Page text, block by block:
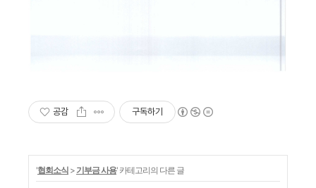
공감 구독하기
'협회소식 > 기부금 사용' 카테고리의 다른 글